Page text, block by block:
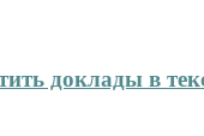
доклады в